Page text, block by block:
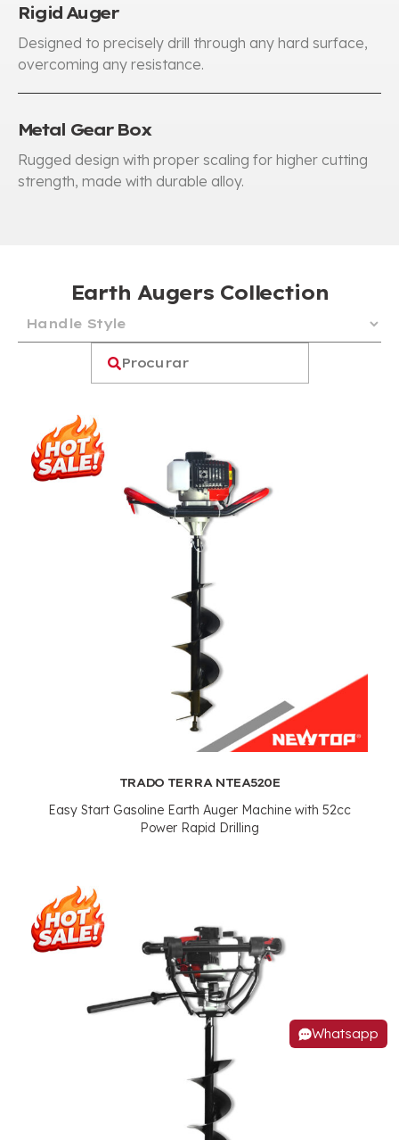
Rigid Auger
Designed to precisely drill through any hard surface,
overcoming any resistance.
Metal Gear Box
Rugged design with proper scaling for higher cutting
strength, made with durable alloy.
Earth Augers Collection
TRADO TERRA NTEA520E
Easy Start Gasoline Earth Auger Machine with 52cc
Power Rapid Drilling
Whatsapp